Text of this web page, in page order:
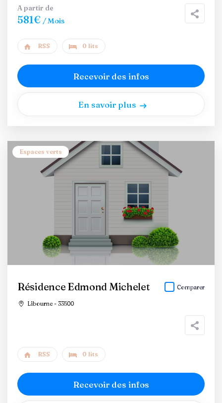
A partir de
581€ / Mois
RSS 0 lits
Recevoir des infos
En savoir plus
Espaces verts
Résidence Edmond Michelet
Libourne - 33500
Comparer
RSS 0 lits
Recevoir des infos